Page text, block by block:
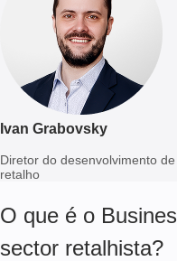
Ivan Grabovsky
Diretor do desenvolvimento
retalho
O que é o
sector retalhista?